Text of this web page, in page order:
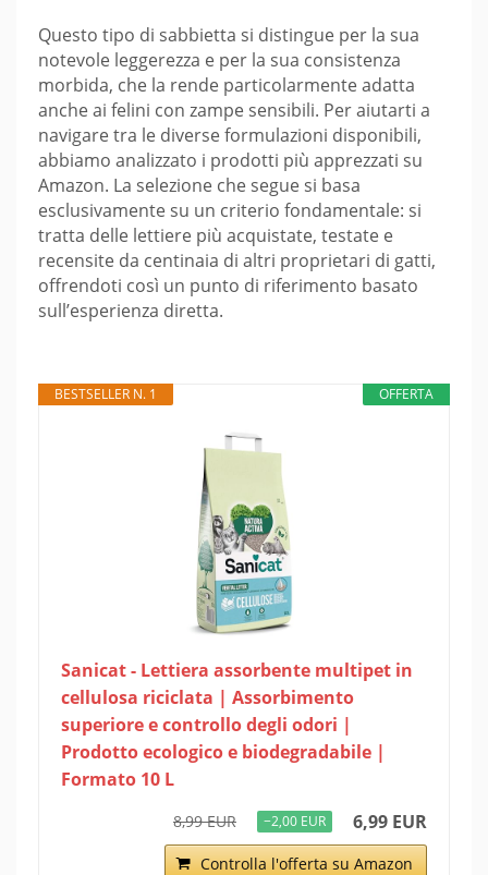
Questo tipo di sabbietta si distingue per la sua
notevole leggerezza e per la sua consistenza
morbida, che la rende particolarmente adatta
anche ai felini con zampe sensibili. Per aiutarti a
navigare tra le diverse formulazioni disponibili,
abbiamo analizzato i prodotti più apprezzati su
Amazon. La selezione che segue si basa
esclusivamente su un criterio fondamentale: si
tratta delle lettiere più acquistate, testate e
recensite da centinaia di altri proprietari di gatti,
offrendoti così un punto di riferimento basato
sull’esperienza diretta.
OFFERTA
BESTSELLER N. 1
Sanicat - Lettiera assorbente multipet in
cellulosa riciclata | Assorbimento
superiore e controllo degli odori |
Prodotto ecologico e biodegradabile |
Formato 10 L
8,99 EUR −2,00 EUR 6,99 EUR
Controlla l'offerta su Amazon